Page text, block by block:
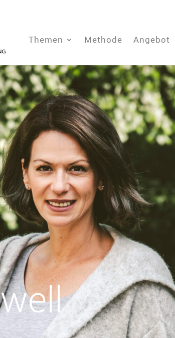
Themen Methode Angebot
well